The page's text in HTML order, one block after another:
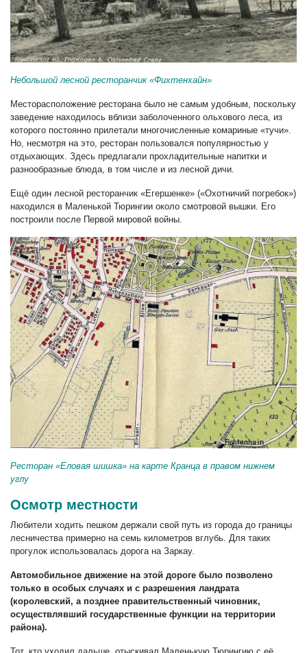
Небольшой лесной ресторанчик «Фихтенхайн»
Месторасположение ресторана было не самым удобным, поскольку
заведение находилось вблизи заболоченного ольхового леса, из
которого постоянно прилетали многочисленные комариные «тучи».
Но, несмотря на это, ресторан пользовался популярностью у
отдыхающих. Здесь предлагали прохладительные напитки и
разнообразные блюда, в том числе и из лесной дичи.
Ещё один лесной ресторанчик «Егершенке» («Охотничий погребок»)
находился в Маленькой Тюрингии около смотровой вышки. Его
построили после Первой мировой войны.
Ресторан «Еловая шишка» на карте Кранца в правом нижнем
углу
Осмотр местности
Любители ходить пешком держали свой путь из города до границы
лесничества примерно на семь километров вглубь. Для таких
прогулок использовалась дорога на Заркау.
Автомобильное движение на этой дороге было позволено
только в особых случаях и с разрешения ландрата
(королевский, а позднее правительственный чиновник,
осуществлявший государственные функции на территории
района).